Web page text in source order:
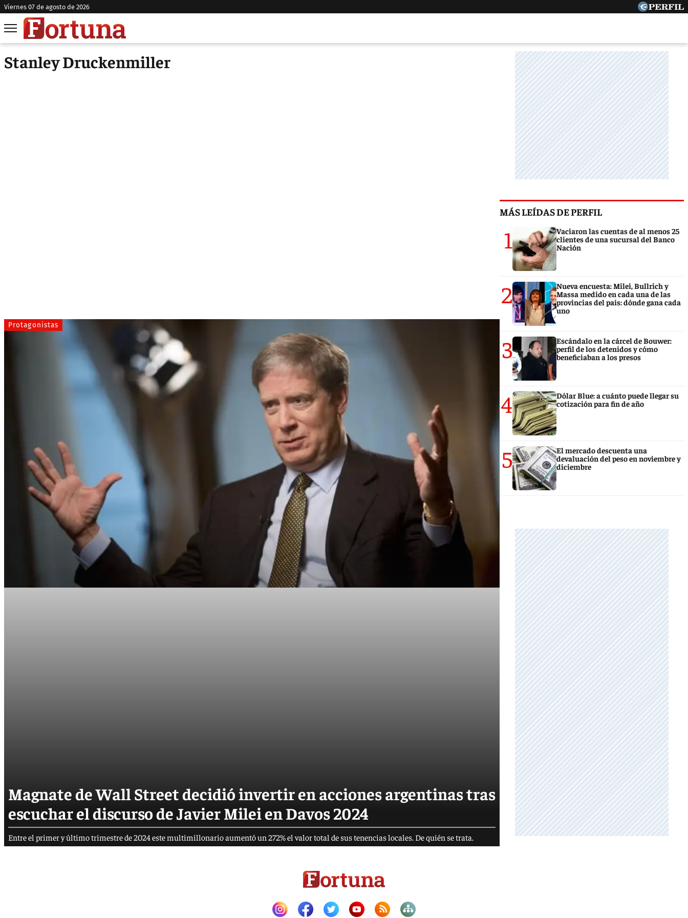
viernes 07 de agosto de 2026
Stanley Druckenmiller
Protagonistas
Magnate de Wall Street decidió invertir en acciones argentinas tras
escuchar el discurso de Javier Milei en Davos 2024
Entre el primer y último trimestre de 2024 este multimillonario aumentó un 272% el valor total de sus tenencias locales. De quién se trata.
MÁS LEÍDAS DE PERFIL
1
Vaciaron las cuentas de al menos 25
clientes de una sucursal del Banco
Nación
2
Nueva encuesta: Milei, Bullrich y
Massa medido en cada una de las
provincias del país: dónde gana cada
uno
3
Escándalo en la cárcel de Bouwer:
perfil de los detenidos y cómo
beneficiaban a los presos
4
Dólar Blue: a cuánto puede llegar su
cotización para fin de año
5
El mercado descuenta una
devaluación del peso en noviembre y
diciembre